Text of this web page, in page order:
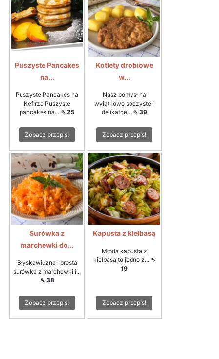
Puszyste Pancakes
na...
Puszyste Pancakes na
Kefirze Puszyste
pancakes na... ⇖ 25
Zobacz przepis!
Kotlety drobiowe
w...
Nasz pomysł na
wyjątkowo soczyste i
delikatne... ⇖ 39
Zobacz przepis!
Surówka z
marchewki do...
Błyskawiczna i prosta
surówka z marchewki i...
⇖ 38
Zobacz przepis!
Kapusta z kiełbasą
Młoda kapusta z
kiełbasą to jedno z... ⇖
19
Zobacz przepis!